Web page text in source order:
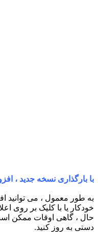
با بارگذاری نسخه جدید ،
به طور معمول ، می توانید
خودکار یا با کلیک بر روی
حال ، گاهی اوقات ممکن
دستی به روز کنید.